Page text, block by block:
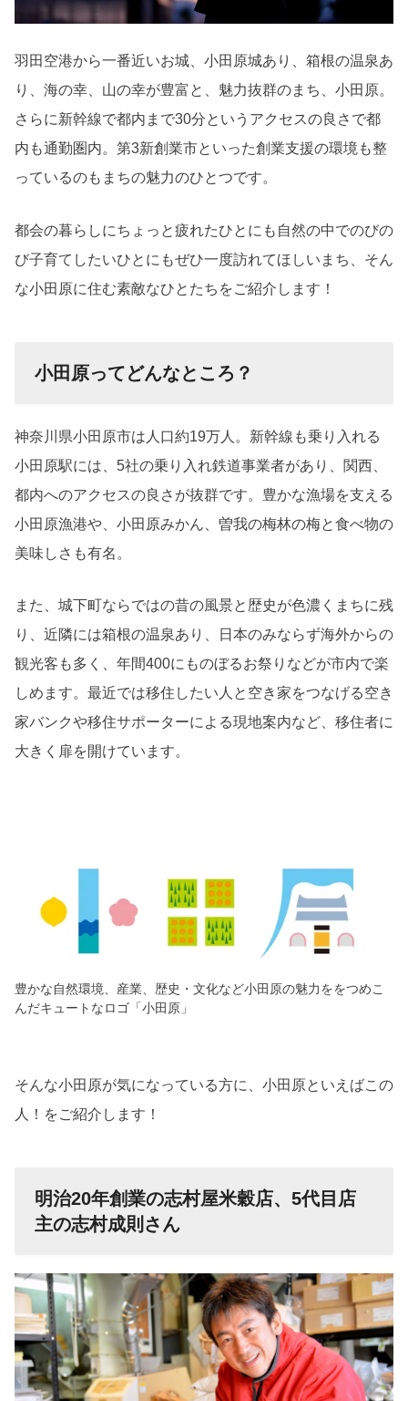
羽田空港から一番近いお城、小田原城あり、箱根の温泉あ
り、海の幸、山の幸が豊富と、魅力抜群のまち、小田原。
さらに新幹線で都内まで30分というアクセスの良さで都
内も通勤圏内。第3新創業市といった創業支援の環境も整
っているのもまちの魅力のひとつです。
都会の暮らしにちょっと疲れたひとにも自然の中でのびの
び子育てしたいひとにもぜひ一度訪れてほしいまち、そん
な小田原に住む素敵なひとたちをご紹介します！
小田原ってどんなところ？
神奈川県小田原市は人口約19万人。新幹線も乗り入れる
小田原駅には、 5社の乗り入れ鉄道事業者があり、関西、
都内へのアクセスの良さが抜群です。豊かな漁場を支える
小田原漁港や、小田原みかん、曽我の梅林の梅と食べ物の
美味しさも有名。
また、城下町ならではの昔の風景と歴史が色濃くまちに残
り、近隣には箱根の温泉あり、日本のみならず海外からの
観光客も多く、年間400にものぼるお祭りなどが市内で楽
しめます。最近では移住したい人と空き家をつなげる空き
家バンクや移住サポーターによる現地案内など、移住者に
大きく扉を開けています。
豊かな自然環境、産業、歴史・文化など小田原の魅力ををつめこ
んだキュートなロゴ「小田原」
そんな小田原が気になっている方に、小田原といえばこの
人！をご紹介します！
明治20年創業の志村屋米穀店、5代目店
主の志村成則さん